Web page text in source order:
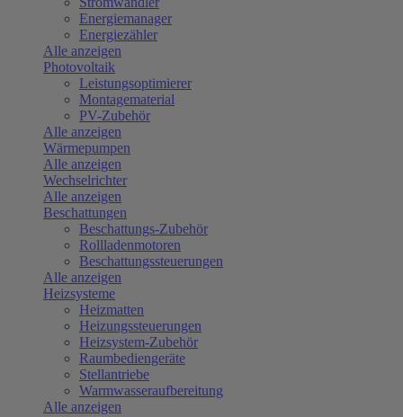
Energiemanager
Energiezähler
Alle anzeigen
Photovoltaik
Leistungsoptimierer
Montagematerial
PV-Zubehör
Alle anzeigen
Wärmepumpen
Alle anzeigen
Wechselrichter
Alle anzeigen
Beschattungen
Beschattungs-Zubehör
Rollladenmotoren
Beschattungssteuerungen
Alle anzeigen
Heizsysteme
Heizmatten
Heizungssteuerungen
Heizsystem-Zubehör
Raumbediengeräte
Stellantriebe
Warmwasseraufbereitung
Alle anzeigen